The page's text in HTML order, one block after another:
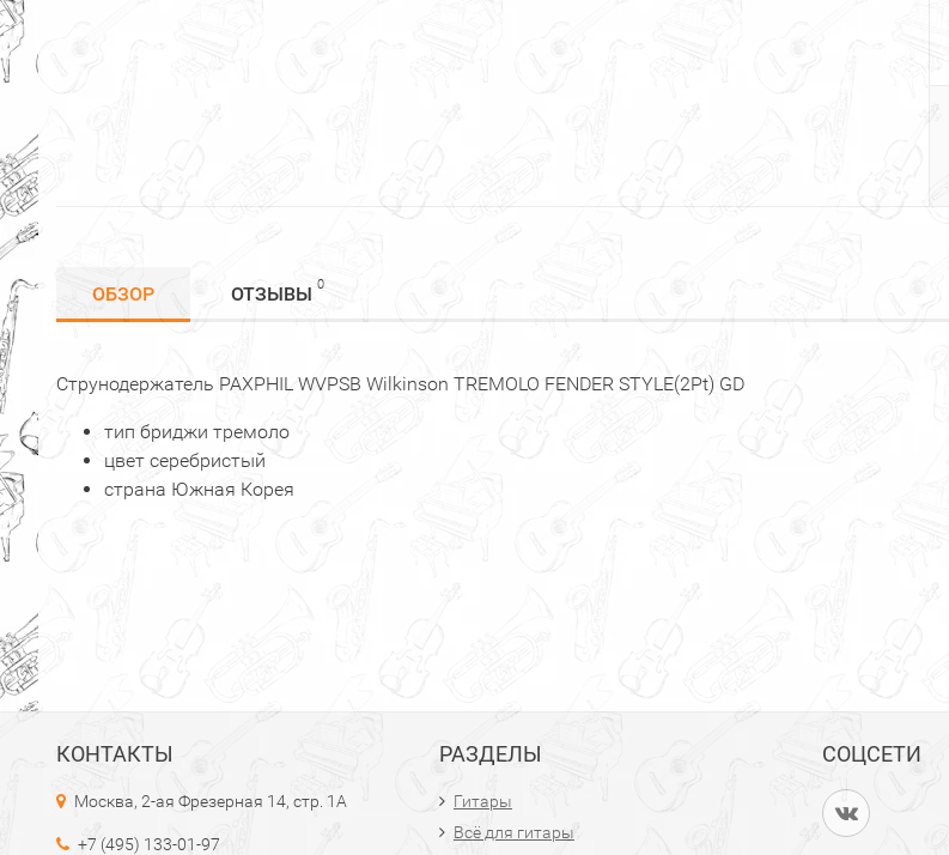
ОБЗОР ОТЗЫВЫ 0
Струнодержатель PAXPHIL WVPSB Wilkinson TREMOLO FENDER STYLE(2Pt) GD
тип бриджи тремоло
цвет серебристый
страна Южная Корея
КОНТАКТЫ
Москва, 2-ая Фрезерная 14, стр. 1А
+7 (495) 133-01-97
РАЗДЕЛЫ
Гитары
Всё для гитары
СОЦСЕТИ